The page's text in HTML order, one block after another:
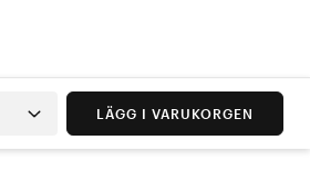
LÄGG I VARUKORGEN